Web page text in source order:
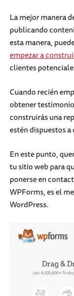
La mejor manera
publicando
esta manera,
empezar a
clientes
Cuando recién
obtener
construirás una
estén dispuestos
En este punto,
tu sitio web para
ponerse en
WPForms, es el
WordPress.